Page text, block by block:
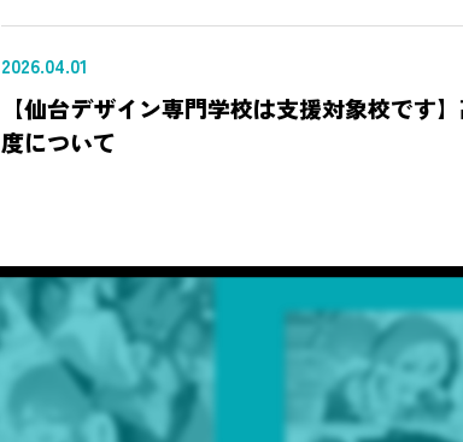
2026.04.01
【仙台デザイン専門学校は支援対象校です
度について